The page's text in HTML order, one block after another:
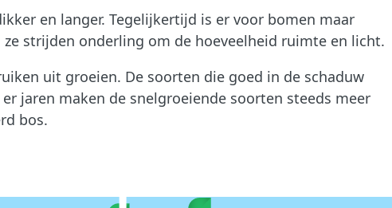
en langer. Tegelijkertijd is er voor bomen maar
strijden onderling om de hoeveelheid ruimte en licht.
uit groeien. De soorten die goed in de schaduw
jaren maken de snelgroeiende soorten steeds meer
bos.